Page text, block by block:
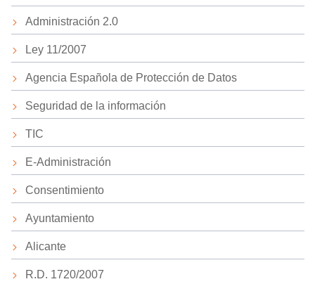
Administración 2.0
Ley 11/2007
Agencia Española de Protección de Datos
Seguridad de la información
TIC
E-Administración
Consentimiento
Ayuntamiento
Alicante
R.D. 1720/2007